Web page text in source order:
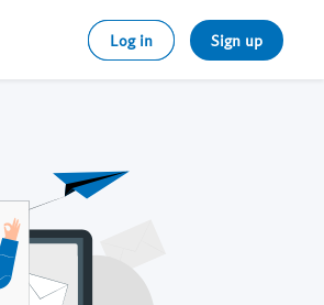
Log in Sign up